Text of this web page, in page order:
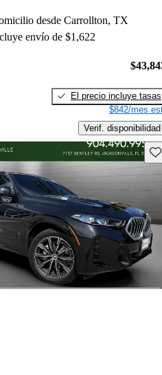
desde Carrollton, TX
envío de $1,622
El precio incluye tasas
$842/mes
Verif. disponibilidad